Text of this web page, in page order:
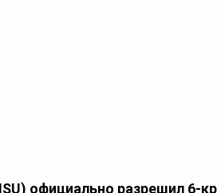
официально разрешил 6-